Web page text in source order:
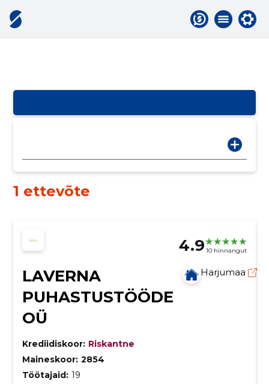
1 ettevõte
4.9 10 hinnangut
LAVERNA
PUHASTUSTÖÖDE
OÜ
Harjumaa
Krediidiskoor: Riskantne
Maineskoor: 2854
Töötajaid: 19